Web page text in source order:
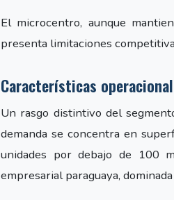
El microcentro, aunque
presenta limitaciones
Características
Un rasgo distintivo del
demanda se concentra en
unidades por debajo de 100
empresarial paraguaya,